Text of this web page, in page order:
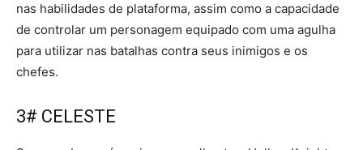
nas habilidades de plataforma, assim como a capacidade
de controlar um personagem equipado com uma agulha
para utilizar nas batalhas contra seus inimigos e os
chefes.
3# CELESTE